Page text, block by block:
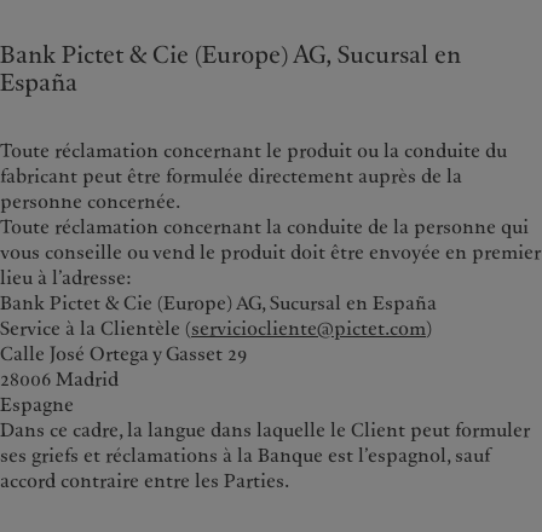
Bank Pictet & Cie (Europe) AG, Sucursal en
España
Toute réclamation concernant le produit ou la conduite du
fabricant peut être formulée directement auprès de la
personne concernée.
Toute réclamation concernant la conduite de la personne qui
vous conseille ou vend le produit doit être envoyée en premier
lieu à l’adresse:
Bank Pictet & Cie (Europe) AG, Sucursal en España
Service à la Clientèle (serviciocliente@pictet.com)
Calle José Ortega y Gasset 29
28006 Madrid
Espagne
Dans ce cadre, la langue dans laquelle le Client peut formuler
ses griefs et réclamations à la Banque est l’espagnol, sauf
accord contraire entre les Parties.